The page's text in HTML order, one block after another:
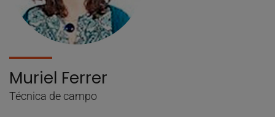
Muriel Ferrer
Técnica de campo